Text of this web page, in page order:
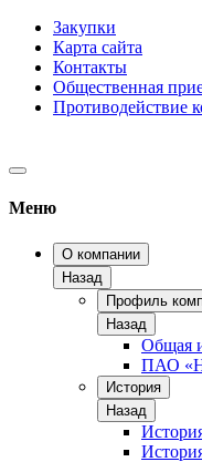
Закупки
Карта сайта
Контакты
Общественная
Противодействие
Меню
О компании
Назад
Профиль
Назад
Общая
ПАО
История
Назад